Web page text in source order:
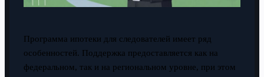
Программа ипотеки для следователей имеет ряд
особенностей. Поддержка предоставляется как на
федеральном, так и на региональном уровне, при этом